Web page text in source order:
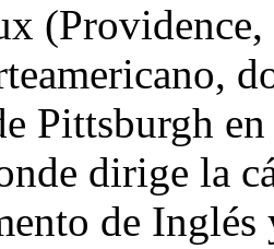
Pittsburgh
dirige la
de